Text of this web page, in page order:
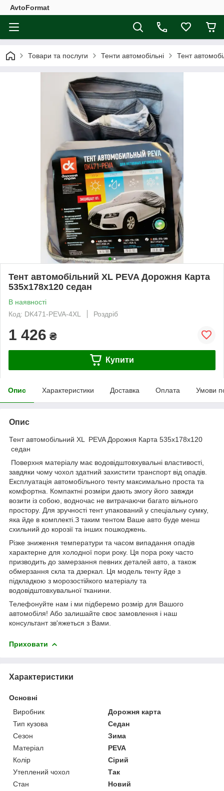
AvtoFormat
Товари та послуги Тенти автомобільні Тент
Тент автомобільний XL PEVA Дорожня Карта
535x178x120 седан
В наявності
Код: DK471-PEVA-4XL
Роздріб
1 426 ₴
Купити
Опис Характеристики Доставка Оплата Умови
Опис
Тент автомобільний XL PEVA Дорожня Карта 535x178x120
седан
Поверхня матеріалу має водовідштовхувальні властивості,
завдяки чому чохол здатний захистити транспорт від опадів.
Експлуатація автомобільного тенту максимально проста та
комфортна. Компактні розміри дають змогу його завжди
возити із собою, водночас не витрачаючи багато вільного
простору. Для зручності тент упакований у спеціальну сумку,
яка йде в комплекті.З таким тентом Ваше авто буде менш
схильний до корозії та інших пошкоджень.
Різке зниження температури та часом випадання опадів
характерне для холодної пори року. Ця пора року часто
призводить до замерзання певних деталей авто, а також
обмерзання скла та дзеркал. Ця модель тенту йде з
підкладкою з морозостійкого матеріалу та
водовідштовхувальної тканини.
Телефонуйте нам і ми підберемо розмір для Вашого
автомобіля! Або залишайте своє замовлення і наш
консультант зв'яжеться з Вами.
Приховати
Характеристики
Основні
Виробник
Дорожня карта
Тип кузова
Седан
Сезон
Зима
Матеріал
PEVA
Колір
Сірий
Утеплений чохол
Так
Стан
Новий